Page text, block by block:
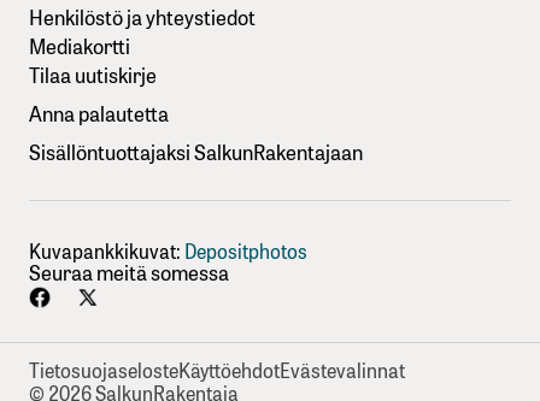
Henkilöstö ja yhteystiedot
Mediakortti
Tilaa uutiskirje
Anna palautetta
Sisällöntuottajaksi SalkunRakentajaan
Kuvapankkikuvat: Depositphotos
Seuraa meitä somessa
TietosuojaselosteKäyttöehdotEvästevalinnat
© 2026 SalkunRakentaja